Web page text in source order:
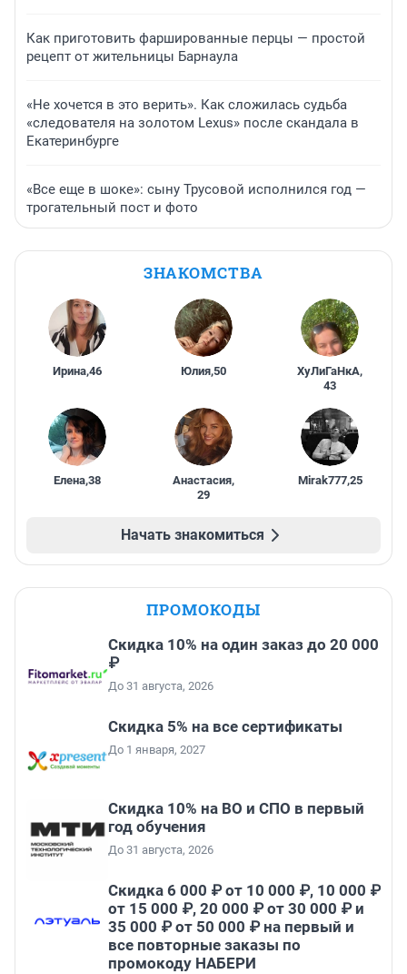
Как приготовить фаршированные перцы — простой
рецепт от жительницы Барнаула
«Не хочется в это верить». Как сложилась судьба
«следователя на золотом Lexus» после скандала в
Екатеринбурге
«Все еще в шоке»: сыну Трусовой исполнился год —
трогательный пост и фото
ЗНАКОМСТВА
Ирина,46 Юлия,50 ХуЛиГаНкА,
43
Елена,38 Анастасия,
29
Mirak777,25
Начать знакомиться
ПРОМОКОДЫ
Скидка 10% на один заказ до 20 000
₽
До 31 августа, 2026
Скидка 5% на все сертификаты
До 1 января, 2027
Скидка 10% на ВО и СПО в первый
год обучения
До 31 августа, 2026
Скидка 6 000 ₽ от 10 000 ₽, 10 000 ₽
от 15 000 ₽, 20 000 ₽ от 30 000 ₽ и
35 000 ₽ от 50 000 ₽ на первый и
все повторные заказы по
промокоду НАБЕРИ